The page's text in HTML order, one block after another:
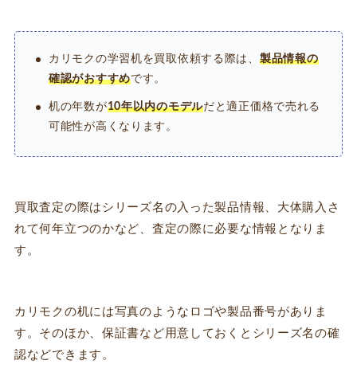
カリモクの学習机を買取依頼する際は、 製品情報の
確認がおすすめです。
机の年数が10年以内のモデルだと適正価格で売れる
可能性が高くなります。
買取査定の際はシリーズ名の入った製品情報、大体購入さ
れて何年立つのかなど、査定の際に必要な情報となりま
す。
カリモクの机には写真のようなロゴや製品番号がありま
す。そのほか、保証書など用意しておくとシリーズ名の確
認などできます。